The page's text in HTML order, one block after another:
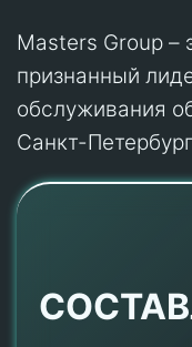
Masters Group –
признанный
обслуживания
Санкт-